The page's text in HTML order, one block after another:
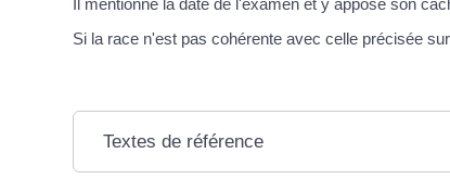
Il mentionne la date de l'examen et y appose son
Si la race n'est pas cohérente avec celle précisée
Textes de référence